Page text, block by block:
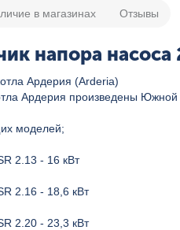
в магазинах Отзывы
напора
Ардерия (Arderia)
Ардерия произведены Южной
моделей;
2.13 - 16 кВт
2.16 - 18,6 кВт
2.20 - 23,3 кВт